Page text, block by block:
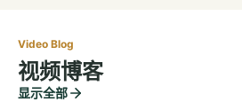
Video Blog
视频博客
显示全部